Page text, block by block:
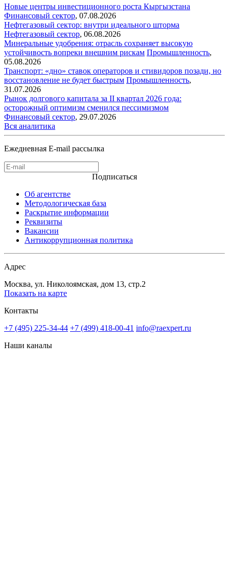
Новые центры инвестиционного роста Кыргызстана
Финансовый сектор, 07.08.2026
Нефтегазовый сектор: внутри идеального шторма
Нефтегазовый сектор, 06.08.2026
Минеральные удобрения: отрасль сохраняет высокую
устойчивость вопреки внешним рискам Промышленность,
05.08.2026
Транспорт: «дно» ставок операторов и стивидоров позади, но
восстановление не будет быстрым Промышленность,
31.07.2026
Рынок долгового капитала за II квартал 2026 года:
осторожный оптимизм сменился пессимизмом
Финансовый сектор, 29.07.2026
Вся аналитика
Ежедневная E-mail рассылка
Подписаться
Об агентстве
Методологическая база
Раскрытие информации
Реквизиты
Вакансии
Антикоррупционная политика
Адрес
Москва, ул. Николоямская, дом 13, стр.2
Показать на карте
Контакты
+7 (495) 225-34-44 +7 (499) 418-00-41 info@raexpert.ru
Наши каналы